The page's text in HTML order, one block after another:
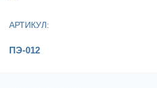
АРТИКУЛ:
ПЭ-012